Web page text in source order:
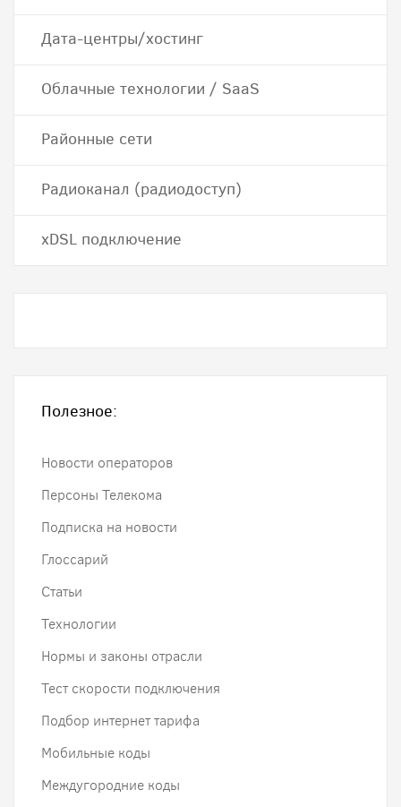
Дата-центры/хостинг
Облачные технологии / SaaS
Районные сети
Радиоканал (радиодоступ)
хDSL подключение
Полезное:
Новости операторов
Персоны Телекома
Подписка на новости
Глоссарий
Статьи
Технологии
Нормы и законы отрасли
Тест скорости подключения
Подбор интернет тарифа
Мобильные коды
Междугородние коды